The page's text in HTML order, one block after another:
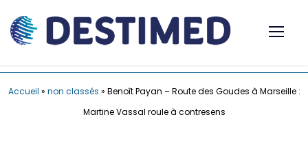
Accueil » non classés » Benoît Payan – Route des Goudes à Marseille :
Martine Vassal roule à contresens